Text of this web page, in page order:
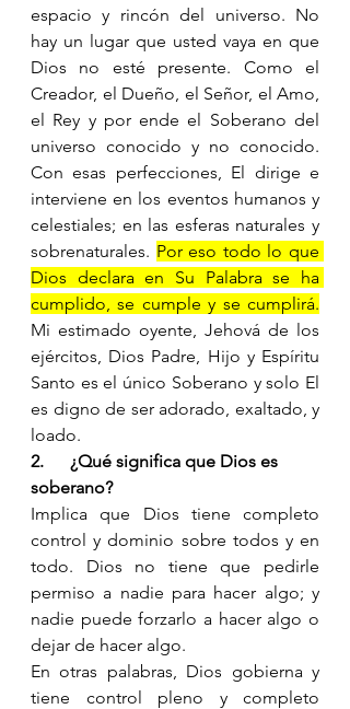
espacio y rincón del universo. No
hay un lugar que usted vaya en que
Dios no esté presente. Como el
Creador, el Dueño, el Señor, el Amo,
el Rey y por ende el Soberano del
universo conocido y no conocido.
Con esas perfecciones, El dirige e
interviene en los eventos humanos y
celestiales; en las esferas naturales y
sobrenaturales. Por eso todo lo que
Dios declara en Su Palabra se ha
cumplido, se cumple y se cumplirá.
Mi estimado oyente, Jehová de los
ejércitos, Dios Padre, Hijo y Espíritu
Santo es el único Soberano y solo El
es digno de ser adorado, exaltado, y
loado.
2. ¿Qué significa que Dios es
soberano?
Implica que Dios tiene completo
control y dominio sobre todos y en
todo. Dios no tiene que pedirle
permiso a nadie para hacer algo; y
nadie puede forzarlo a hacer algo o
dejar de hacer algo.
En otras palabras, Dios gobierna y
tiene control pleno y completo